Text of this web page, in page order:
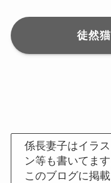
徒然
係長妻子はイラ
ン等も書いてます
このブログに掲